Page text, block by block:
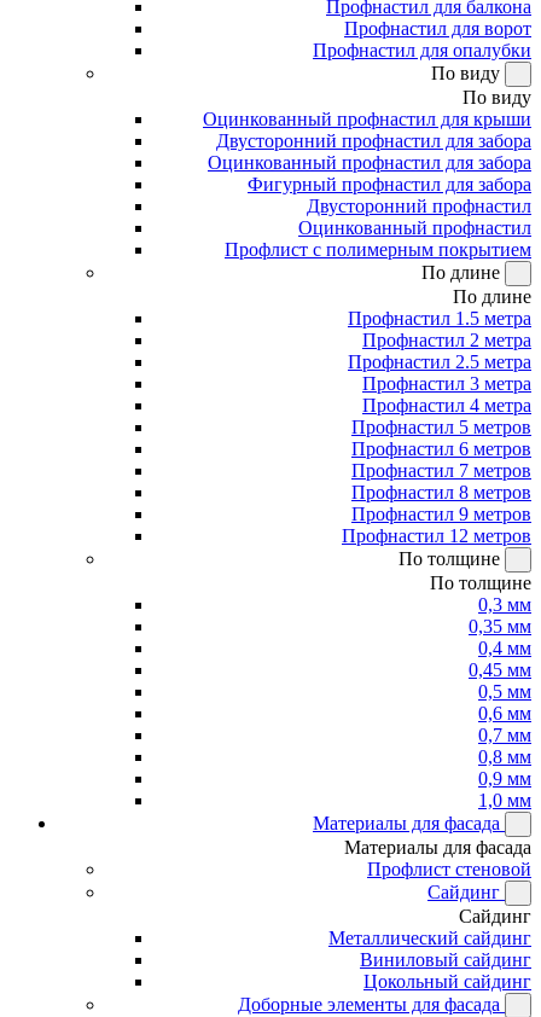
Профнастил для балкона
Профнастил для ворот
Профнастил для опалубки
По виду
По виду
Оцинкованный профнастил для крыши
Двусторонний профнастил для забора
Оцинкованный профнастил для забора
Фигурный профнастил для забора
Двусторонний профнастил
Оцинкованный профнастил
Профлист с полимерным покрытием
По длине
По длине
Профнастил 1.5 метра
Профнастил 2 метра
Профнастил 2.5 метра
Профнастил 3 метра
Профнастил 4 метра
Профнастил 5 метров
Профнастил 6 метров
Профнастил 7 метров
Профнастил 8 метров
Профнастил 9 метров
Профнастил 12 метров
По толщине
По толщине
0,3 мм
0,35 мм
0,4 мм
0,45 мм
0,5 мм
0,6 мм
0,7 мм
0,8 мм
0,9 мм
1,0 мм
Материалы для фасада
Материалы для фасада
Профлист стеновой
Сайдинг
Сайдинг
Металлический сайдинг
Виниловый сайдинг
Цокольный сайдинг
Доборные элементы для фасада